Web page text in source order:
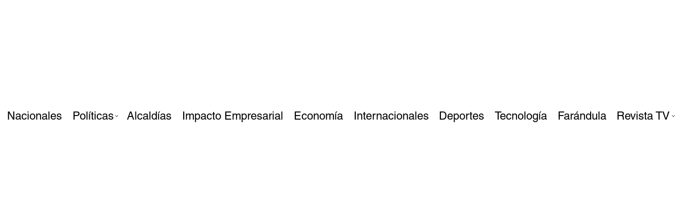
Nacionales Políticas Alcaldías Impacto Empresarial Economía Internacionales Deportes Tecnología Farándula Revista TV